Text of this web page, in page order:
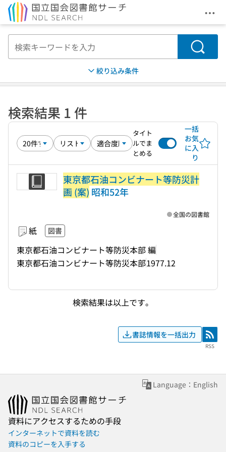
メ
検索
絞り込み条件
検索結果 1 件
タイト
ルでま
とめる
一括
お気
に入
り
東京都石油コンビナート等防災計
画 (案) 昭和52年
紙 図書
東京都石油コンビナート等防災本部 編
東京都石油コンビナート等防災本部1977.12
全国の図書館
検索結果は以上です。
書誌情報を一括出力 RSS
RSS
Language：English
資料にアクセスするための手段
インターネットで資料を読む
資料のコピーを入手する